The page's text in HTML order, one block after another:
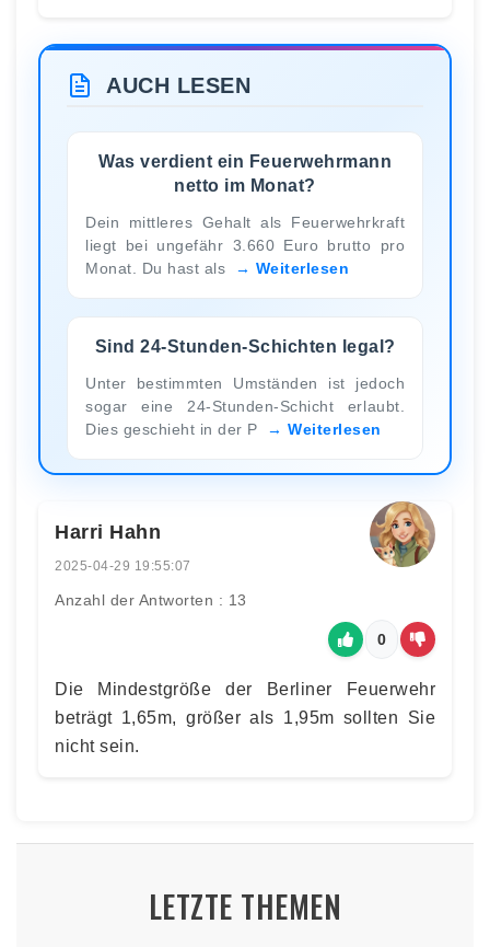
AUCH LESEN
Was verdient ein Feuerwehrmann
netto im Monat?
Dein mittleres Gehalt als Feuerwehrkraft
liegt bei ungefähr 3.660 Euro brutto pro
Monat. Du hast als
Weiterlesen
Sind 24-Stunden-Schichten legal?
Unter bestimmten Umständen ist jedoch
sogar eine 24-Stunden-Schicht erlaubt.
Dies geschieht in der P
Weiterlesen
Harri Hahn
2025-04-29 19:55:07
Anzahl der Antworten : 13
0
Die Mindestgröße der Berliner Feuerwehr
beträgt 1,65m, größer als 1,95m sollten Sie
nicht sein.
LETZTE THEMEN